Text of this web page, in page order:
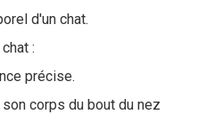
d'un chat.
:
précise.
corps du bout du nez